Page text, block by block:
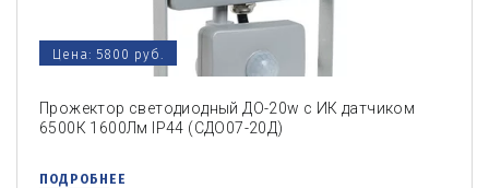
Цена: 5800 руб.
Прожектор светодиодный ДО-20w с ИК датчиком
6500К 1600Лм IP44 (СДО07-20Д)
ПОДРОБНЕЕ